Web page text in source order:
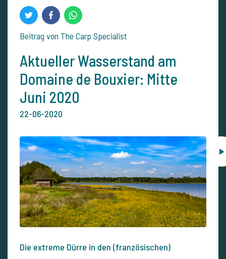
Beitrag von The Carp Specialist
Aktueller Wasserstand am
Domaine de Bouxier: Mitte
Juni 2020
22-06-2020
Die extreme Dürre in den (französischen)